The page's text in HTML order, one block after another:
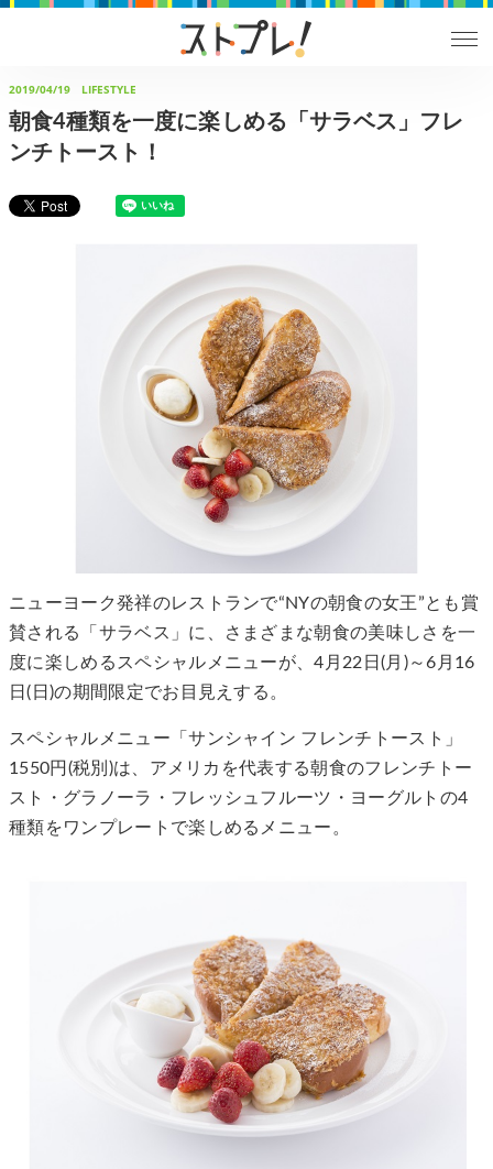
2019/04/19 LIFESTYLE
朝食4種類を一度に楽しめる「サラベス」フレ
ンチトースト！
ニューヨーク発祥のレストランで“NYの朝食の女王”とも賞
賛される「サラベス」に、さまざまな朝食の美味しさを一
度に楽しめるスペシャルメニューが、4月22日(月)～6月16
日(日)の期間限定でお目見えする。
スペシャルメニュー「サンシャイン フレンチトースト」
1550円(税別)は、アメリカを代表する朝食のフレンチトー
スト・グラノーラ・フレッシュフルーツ・ヨーグルトの4
種類をワンプレートで楽しめるメニュー。